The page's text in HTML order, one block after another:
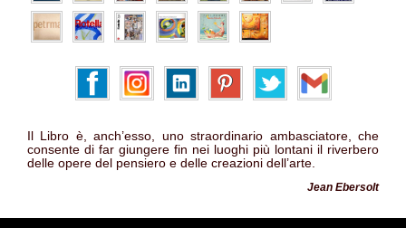
Il Libro è, anch’esso, uno straordinario ambasciatore, che
consente di far giungere fin nei luoghi più lontani il riverbero
delle opere del pensiero e delle creazioni dell’arte.
Jean Ebersolt